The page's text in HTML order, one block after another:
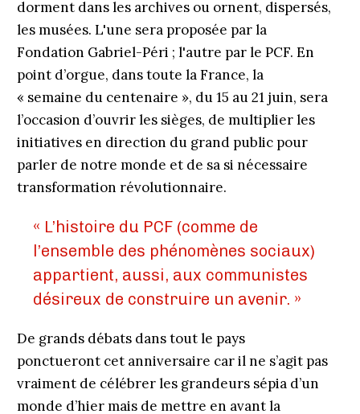
dorment dans les archives ou ornent, dispersés,
les musées. L'une sera proposée par la
Fondation Gabriel-Péri ; l'autre par le PCF. En
point d’orgue, dans toute la France, la
« semaine du centenaire », du 15 au 21 juin, sera
l’occasion d’ouvrir les sièges, de multiplier les
initiatives en direction du grand public pour
parler de notre monde et de sa si nécessaire
transformation révolutionnaire.
« L’histoire du PCF (comme de
l’ensemble des phénomènes sociaux)
appartient, aussi, aux communistes
désireux de construire un avenir. »
De grands débats dans tout le pays
ponctueront cet anniversaire car il ne s’agit pas
vraiment de célébrer les grandeurs sépia d’un
monde d’hier mais de mettre en avant la